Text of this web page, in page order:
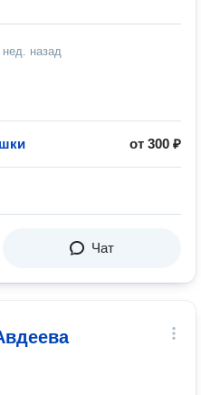
нед. назад
от 300 ₽
Чат